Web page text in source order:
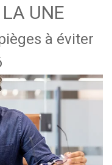
UNE
à éviter